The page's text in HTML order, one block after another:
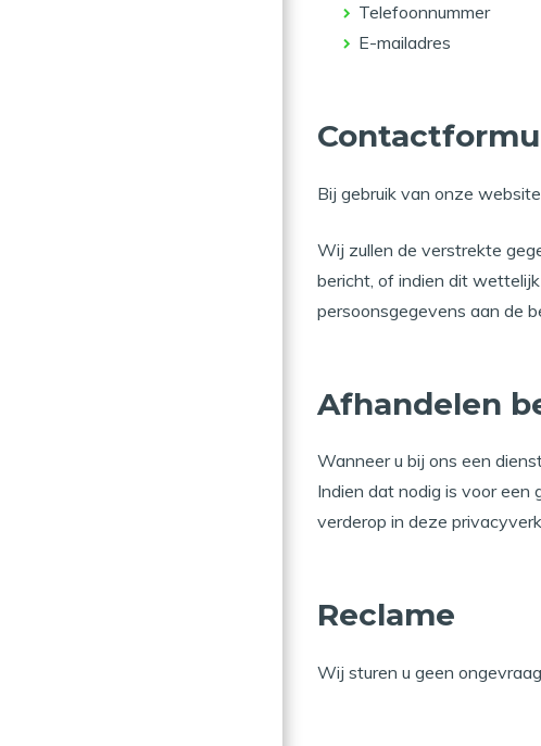
Telefoonnummer
E-mailadres
Bij gebruik van onze
Wij zullen de verstrekte
bericht, of indien dit
persoonsgegevens aan de
Afhandelen
Wanneer u bij ons een
Indien dat nodig is voor een
verderop in deze
Reclame
Wij sturen u geen